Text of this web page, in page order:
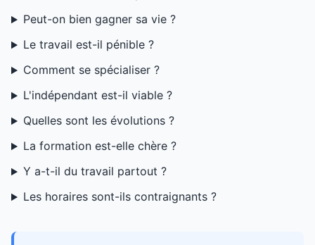
Peut-on bien gagner sa vie ?
Le travail est-il pénible ?
Comment se spécialiser ?
L'indépendant est-il viable ?
Quelles sont les évolutions ?
La formation est-elle chère ?
Y a-t-il du travail partout ?
Les horaires sont-ils contraignants ?